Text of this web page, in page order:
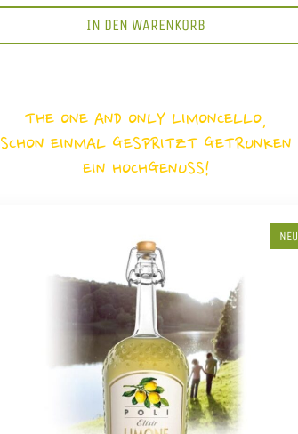
IN DEN WARENKORB
THE ONE AND ONLY LIMONCELLO,
SCHON EINMAL GESPRITZT GETRUNKEN
EIN HOCHGENUSS!
NEU